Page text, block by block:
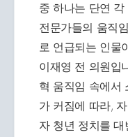
중 하나는 단연
전문가들의 움직
로 언급되는 인물
이재영 전 의원입
혁 움직임 속에서
가 커짐에 따라,
자 청년 정치를